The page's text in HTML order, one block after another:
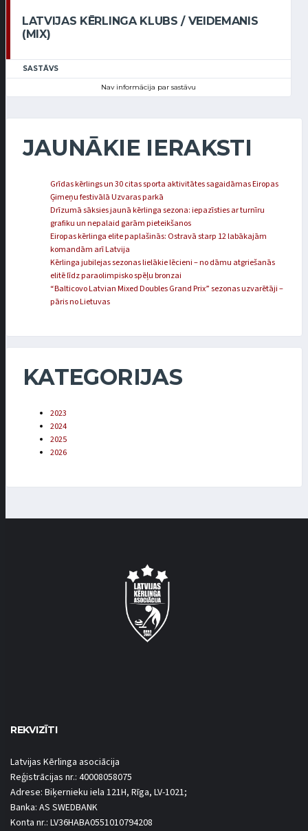
LATVIJAS KĒRLINGA KLUBS / VEIDEMANIS
(MIX)
SASTĀVS
Nav informācija par sastāvu
JAUNĀKIE IERAKSTI
Grīdas kērlings un 30 citas sporta aktivitātes sagaidāmas Eiropas
Ģimeņu festivālā Uzvaras parkā
Drīzumā sāksies jaunā kērlinga sezona: iepazīsties ar turnīru
grafiku un nepalaid garām pieteikšanos
Eiropas kērlinga elite paplašinās: Ostravā starp 12 labākajām
komandām arī Latvija
Kērlinga jubilejas sezonas lielākie lēcieni – no dāmu atgriešanās
elitē līdz paraolimpisko spēļu bronzai
“Balticovo Latvian Mixed Doubles Grand Prix” sezonas uzvarētāji –
pāris no Lietuvas
KATEGORIJAS
2023
2024
2025
2026
REKVIZĪTI
Latvijas Kērlinga asociācija
Reģistrācijas nr.: 40008058075
Adrese: Biķernieku iela 121H, Rīga, LV-1021;
Banka: AS SWEDBANK
Konta nr.: LV36HABA0551010794208